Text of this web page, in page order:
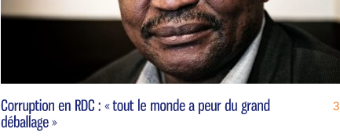
3